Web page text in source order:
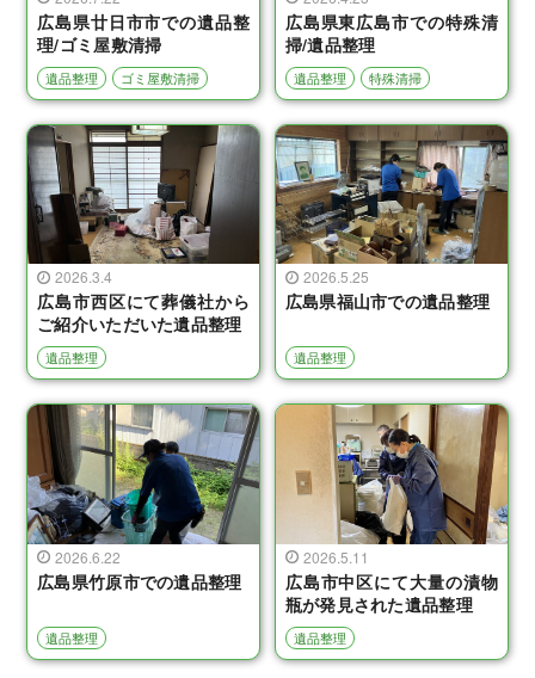
広島県廿日市市での遺品整
理/ゴミ屋敷清掃
遺品整理 ゴミ屋敷清掃
広島県東広島市での特殊清
掃/遺品整理
遺品整理 特殊清掃
2026.3.4
広島市西区にて葬儀社から
ご紹介いただいた遺品整理
遺品整理
2026.5.25
広島県福山市での遺品整理
遺品整理
2026.6.22
広島県竹原市での遺品整理
遺品整理
2026.5.11
広島市中区にて大量の漬物
瓶が発見された遺品整理
遺品整理